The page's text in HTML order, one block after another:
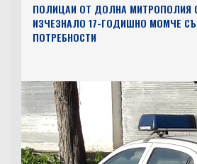
ПОЛИЦАИ ОТ ДОЛНА МИТРОПОЛИЯ
ИЗЧЕЗНАЛО 17-ГОДИШНО МОМЧЕ
ПОТРЕБНОСТИ